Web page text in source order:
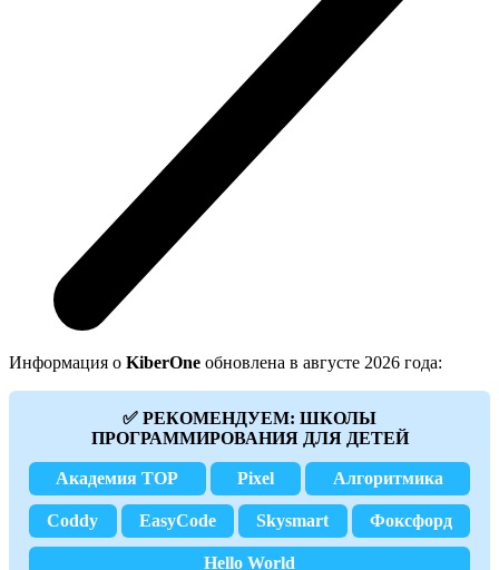
Информация о KiberOne обновлена в августе 2026 года:
✅ РЕКОМЕНДУЕМ: ШКОЛЫ
ПРОГРАММИРОВАНИЯ ДЛЯ ДЕТЕЙ
Академия TOP Pixel Алгоритмика
Coddy EasyCode Skysmart Фоксфорд
Hello World